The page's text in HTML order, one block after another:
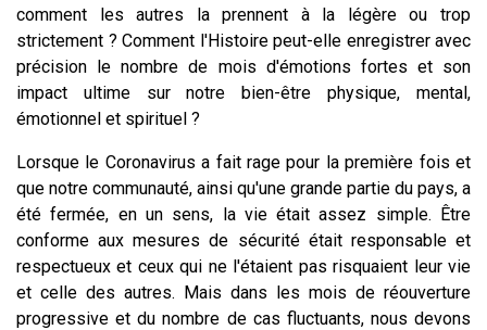
comment les autres la prennent à la légère ou trop
strictement ? Comment l'Histoire peut-elle enregistrer avec
précision le nombre de mois d'émotions fortes et son
impact ultime sur notre bien-être physique, mental,
émotionnel et spirituel ?
Lorsque le Coronavirus a fait rage pour la première fois et
que notre communauté, ainsi qu'une grande partie du pays, a
été fermée, en un sens, la vie était assez simple. Être
conforme aux mesures de sécurité était responsable et
respectueux et ceux qui ne l'étaient pas risquaient leur vie
et celle des autres. Mais dans les mois de réouverture
progressive et du nombre de cas fluctuants, nous devons